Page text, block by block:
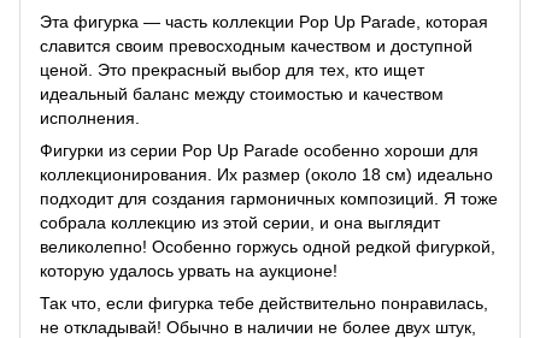
Эта фигурка — часть коллекции Pop Up Parade, которая
славится своим превосходным качеством и доступной
ценой. Это прекрасный выбор для тех, кто ищет
идеальный баланс между стоимостью и качеством
исполнения.
Фигурки из серии Pop Up Parade особенно хороши для
коллекционирования. Их размер (около 18 см) идеально
подходит для создания гармоничных композиций. Я тоже
собрала коллекцию из этой серии, и она выглядит
великолепно! Особенно горжусь одной редкой фигуркой,
которую удалось урвать на аукционе!
Так что, если фигурка тебе действительно понравилась,
не откладывай! Обычно в наличии не более двух штук,